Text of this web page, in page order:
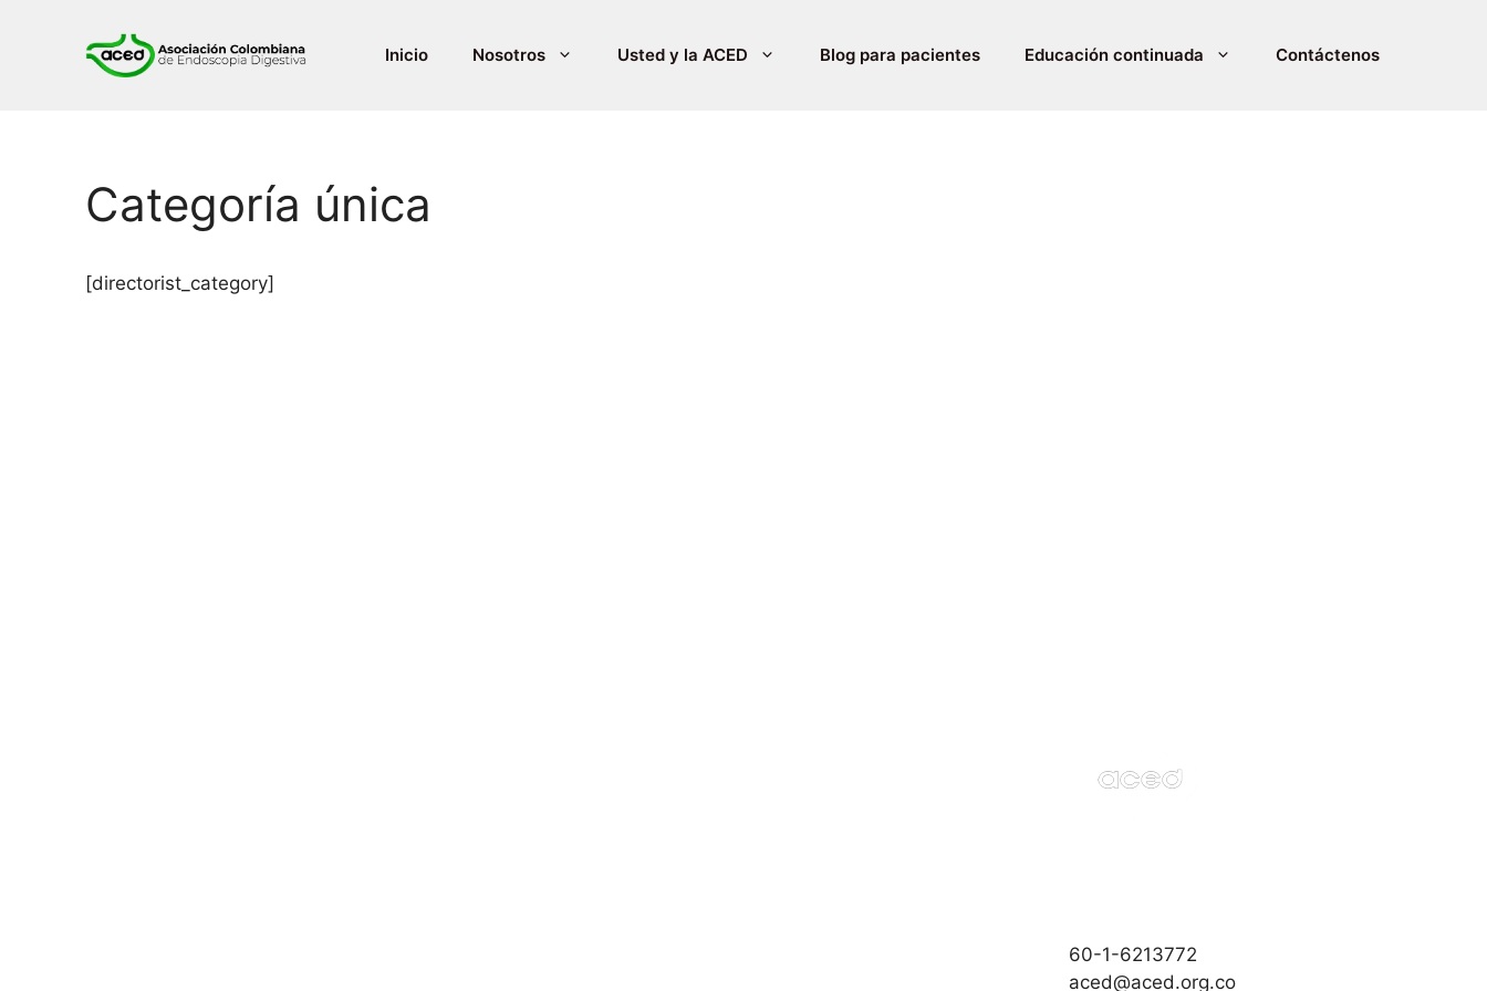
Inicio Nosotros Usted y la ACED Blog para pacientes Educación continuada Contáctenos
Categoría única
[directorist_category]
60-1-6213772
aced@aced.org.co